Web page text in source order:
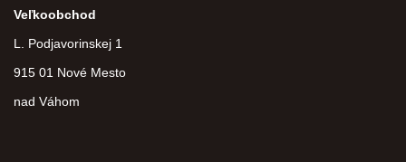
Veľkoobchod
L. Podjavorinskej 1
915 01 Nové Mesto
nad Váhom